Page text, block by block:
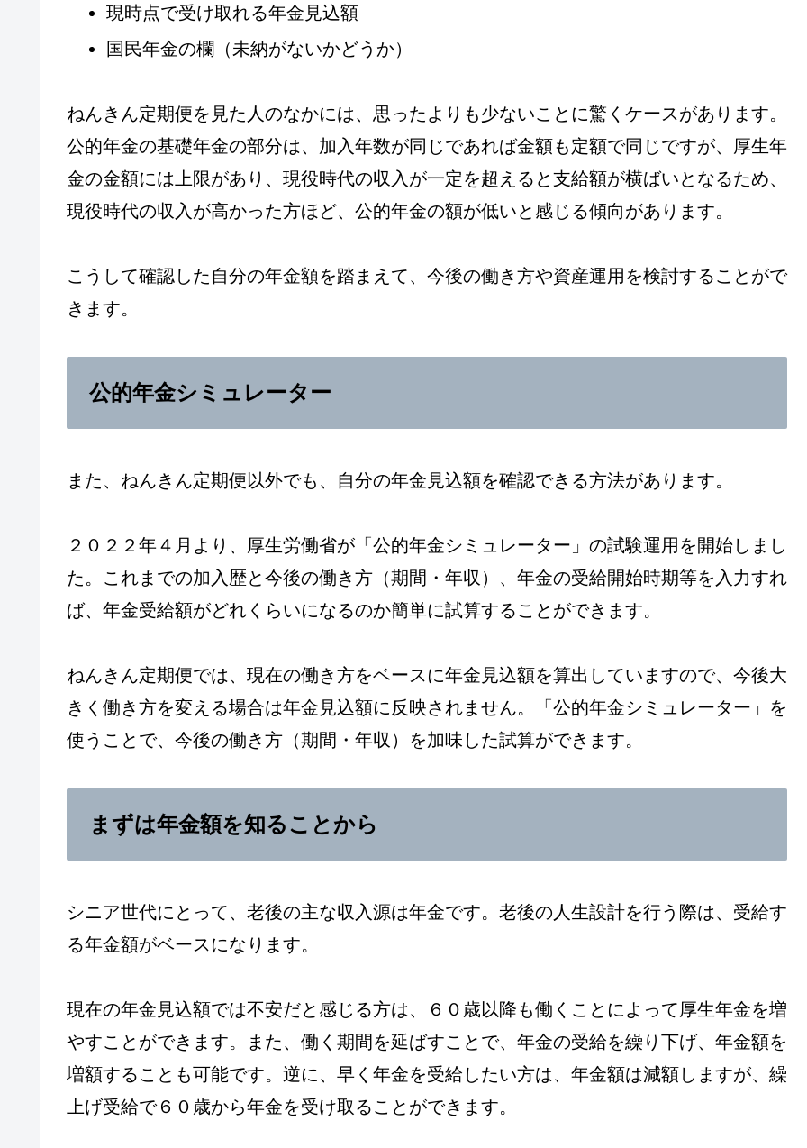
現時点で受け取れる年金見込額
国民年金の欄（未納がないかどうか）
ねんきん定期便を見た人のなかには、思ったよりも少ないことに驚くケースがあります。
公的年金の基礎年金の部分は、加入年数が同じであれば金額も定額で同じですが、厚生年
金の金額には上限があり、現役時代の収入が一定を超えると支給額が横ばいとなるため、
現役時代の収入が高かった方ほど、公的年金の額が低いと感じる傾向があります。
こうして確認した自分の年金額を踏まえて、今後の働き方や資産運用を検討することがで
きます。
公的年金シミュレーター
また、ねんきん定期便以外でも、自分の年金見込額を確認できる方法があります。
２０２２年４月より、厚生労働省が「公的年金シミュレーター」の試験運用を開始しまし
た。これまでの加入歴と今後の働き方（期間・年収）、年金の受給開始時期等を入力すれ
ば、年金受給額がどれくらいになるのか簡単に試算することができます。
ねんきん定期便では、現在の働き方をベースに年金見込額を算出していますので、今後大
きく働き方を変える場合は年金見込額に反映されません。「公的年金シミュレーター」を
使うことで、今後の働き方（期間・年収）を加味した試算ができます。
まずは年金額を知ることから
シニア世代にとって、老後の主な収入源は年金です。老後の人生設計を行う際は、受給す
る年金額がベースになります。
現在の年金見込額では不安だと感じる方は、６０歳以降も働くことによって厚生年金を増
やすことができます。また、働く期間を延ばすことで、年金の受給を繰り下げ、年金額を
増額することも可能です。逆に、早く年金を受給したい方は、年金額は減額しますが、繰
上げ受給で６０歳から年金を受け取ることができます。